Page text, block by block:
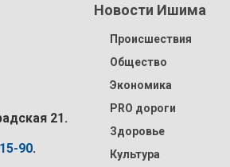
21.
90.
Новости Ишима
Происшествия
Общество
Экономика
PRO дороги
Здоровье
Культура